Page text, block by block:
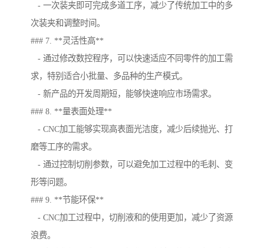
- 一次装夹即可完成多道工序，减少了传统加工中的多
次装夹和调整时间。
### 7. **灵活性高**
- 通过修改数控程序，可以快速适应不同零件的加工需
求，特别适合小批量、多品种的生产模式。
- 新产品的开发周期短，能够快速响应市场需求。
### 8. **量表面处理**
- CNC加工能够实现高表面光洁度，减少后续抛光、打
磨等工序的需求。
- 通过控制切削参数，可以避免加工过程中的毛刺、变
形等问题。
### 9. **节能环保**
- CNC加工过程中，切削液和的使用更加，减少了资源
浪费。